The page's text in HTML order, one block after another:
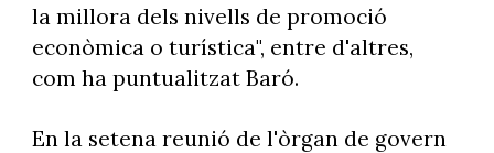
la millora dels nivells de promoció
econòmica o turística", entre d'altres,
com ha puntualitzat Baró.
En la setena reunió de l'òrgan de govern